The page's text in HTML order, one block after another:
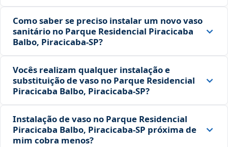
Como saber se preciso instalar um novo vaso
sanitário no Parque Residencial Piracicaba
Balbo, Piracicaba‑SP?
Vocês realizam qualquer instalação e
substituição de vaso no Parque Residencial
Piracicaba Balbo, Piracicaba‑SP?
Instalação de vaso no Parque Residencial
Piracicaba Balbo, Piracicaba‑SP próxima de
mim cobra menos?